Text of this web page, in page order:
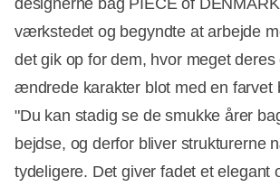
værkstedet og begyndte at arbejde
det gik op for dem, hvor meget deres
ændrede karakter blot med en farvet
"Du kan stadig se de smukke årer
bejdse, og derfor bliver strukturerne
tydeligere. Det giver fadet et elegant